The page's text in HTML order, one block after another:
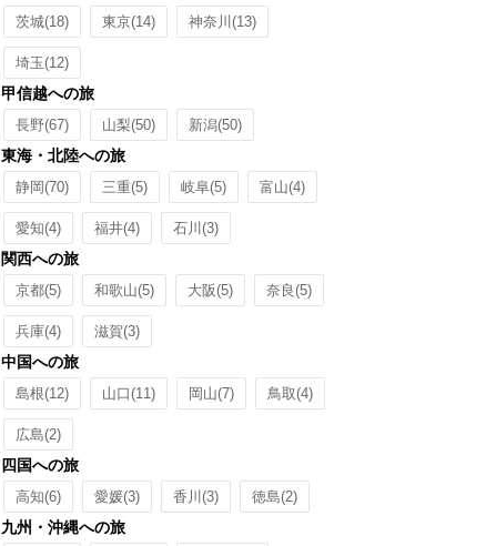
茨城(18) 東京(14) 神奈川 (13)
埼玉(12)
甲信越への旅
長野(67) 山梨(50) 新潟(50)
東海・北陸への旅
静岡(70) 三重(5) 岐阜(5) 富山(4)
愛知(4) 福井(4) 石川 (3)
関西への旅
京都(5) 和歌山(5) 大阪(5) 奈良(5)
兵庫(4) 滋賀(3)
中国への旅
島根(12) 山口(11) 岡山(7) 鳥取(4)
広島(2)
四国への旅
高知(6) 愛媛(3) 香川 (3) 徳島(2)
九州・沖縄への旅